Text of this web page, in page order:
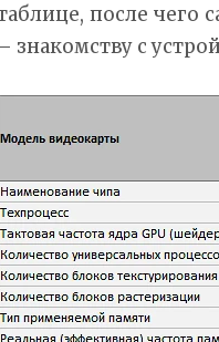
после чего
знакомству с